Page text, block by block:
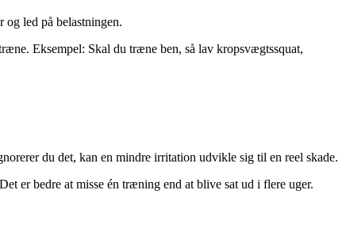
led på belastningen.
Eksempel: Skal du træne ben, så lav kropsvægtssquat,
du det, kan en mindre irritation udvikle sig til en reel skade.
er bedre at misse én træning end at blive sat ud i flere uger.